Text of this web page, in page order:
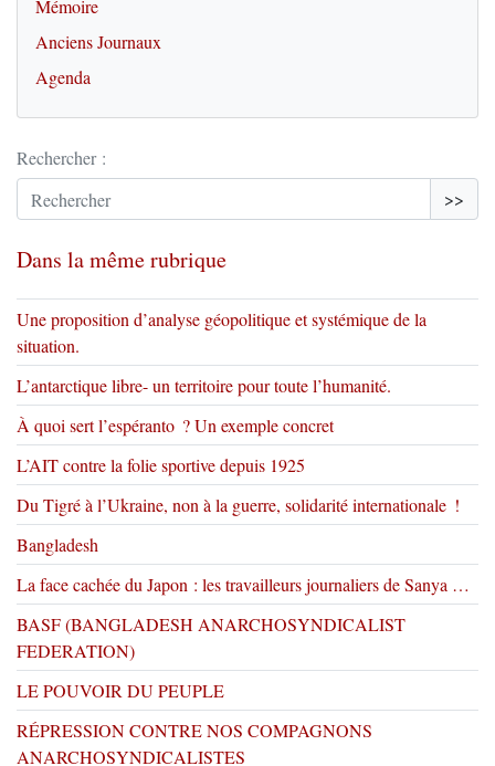
Mémoire
Anciens Journaux
Agenda
Rechercher :
>>
Dans la même rubrique
Une proposition d’analyse géopolitique et systémique de la
situation.
L’antarctique libre- un territoire pour toute l’humanité.
À quoi sert l’espéranto ? Un exemple concret
L’AIT contre la folie sportive depuis 1925
Du Tigré à l’Ukraine, non à la guerre, solidarité internationale !
Bangladesh
La face cachée du Japon : les travailleurs journaliers de Sanya …
BASF (BANGLADESH ANARCHOSYNDICALIST
FEDERATION)
LE POUVOIR DU PEUPLE
RÉPRESSION CONTRE NOS COMPAGNONS
ANARCHOSYNDICALISTES